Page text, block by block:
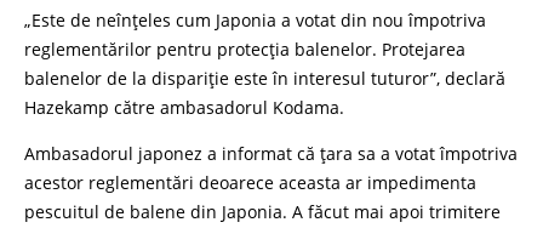
„Este de neînțeles cum Japonia a votat din nou împotriva
reglementărilor pentru protecția balenelor. Protejarea
balenelor de la dispariție este în interesul tuturor”, declară
Hazekamp către ambasadorul Kodama.
Ambasadorul japonez a informat că țara sa a votat împotriva
acestor reglementări deoarece aceasta ar impedimenta
pescuitul de balene din Japonia. A făcut mai apoi trimitere